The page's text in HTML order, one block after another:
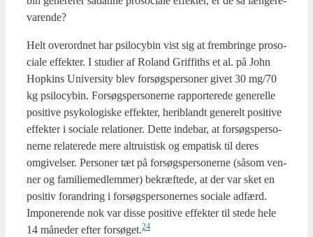
va­ren­de?
Helt over­ord­net har psi­lo­cy­bin vist sig at frem­brin­ge pro­so­
ci­a­le effek­ter. I stu­di­er af Roland Grif­fit­hs et al. på John
Hopkins Uni­ver­si­ty blev for­søgs­per­so­ner givet 30 mg/70
kg psi­lo­cy­bin. For­søgs­per­so­ner­ne rap­por­te­re­de gene­rel­le
posi­ti­ve psy­ko­lo­gi­ske effek­ter, her­i­blandt gene­relt posi­ti­ve
effek­ter i soci­a­le rela­tio­ner. Det­te inde­bar, at for­søgs­per­so­
ner­ne rela­te­re­de mere altru­is­tisk og empa­tisk til deres
omgi­vel­ser. Per­so­ner tæt på for­søgs­per­so­ner­ne (såsom ven­
ner og fami­lie­med­lem­mer) bekræf­te­de, at der var sket en
posi­tiv for­an­dring i for­søgs­per­so­ner­nes soci­a­le adfærd.
Impo­ne­ren­de nok var dis­se posi­ti­ve effek­ter til ste­de hele
14 måne­der efter forsøget.24